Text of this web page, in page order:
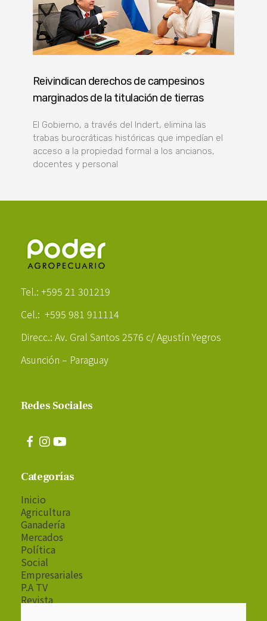
Reivindican derechos de campesinos
marginados de la titulación de tierras
El Gobierno, a través del Indert, elimina las
trabas burocráticas históricas que impedían el
acceso a la propiedad formal a los ancianos,
docentes y personal
Tel.: +595 21 301219
Cel.: +595 981 911114
Direcc.: Av. Gral Santos 2576 c/ Agustín Yegros
Asunción – Paraguay
Redes Sociales
Categorías
Inicio
Agricultura
Ganadería
Mercados
Política
Social
Empresariales
P.A TV
Revista